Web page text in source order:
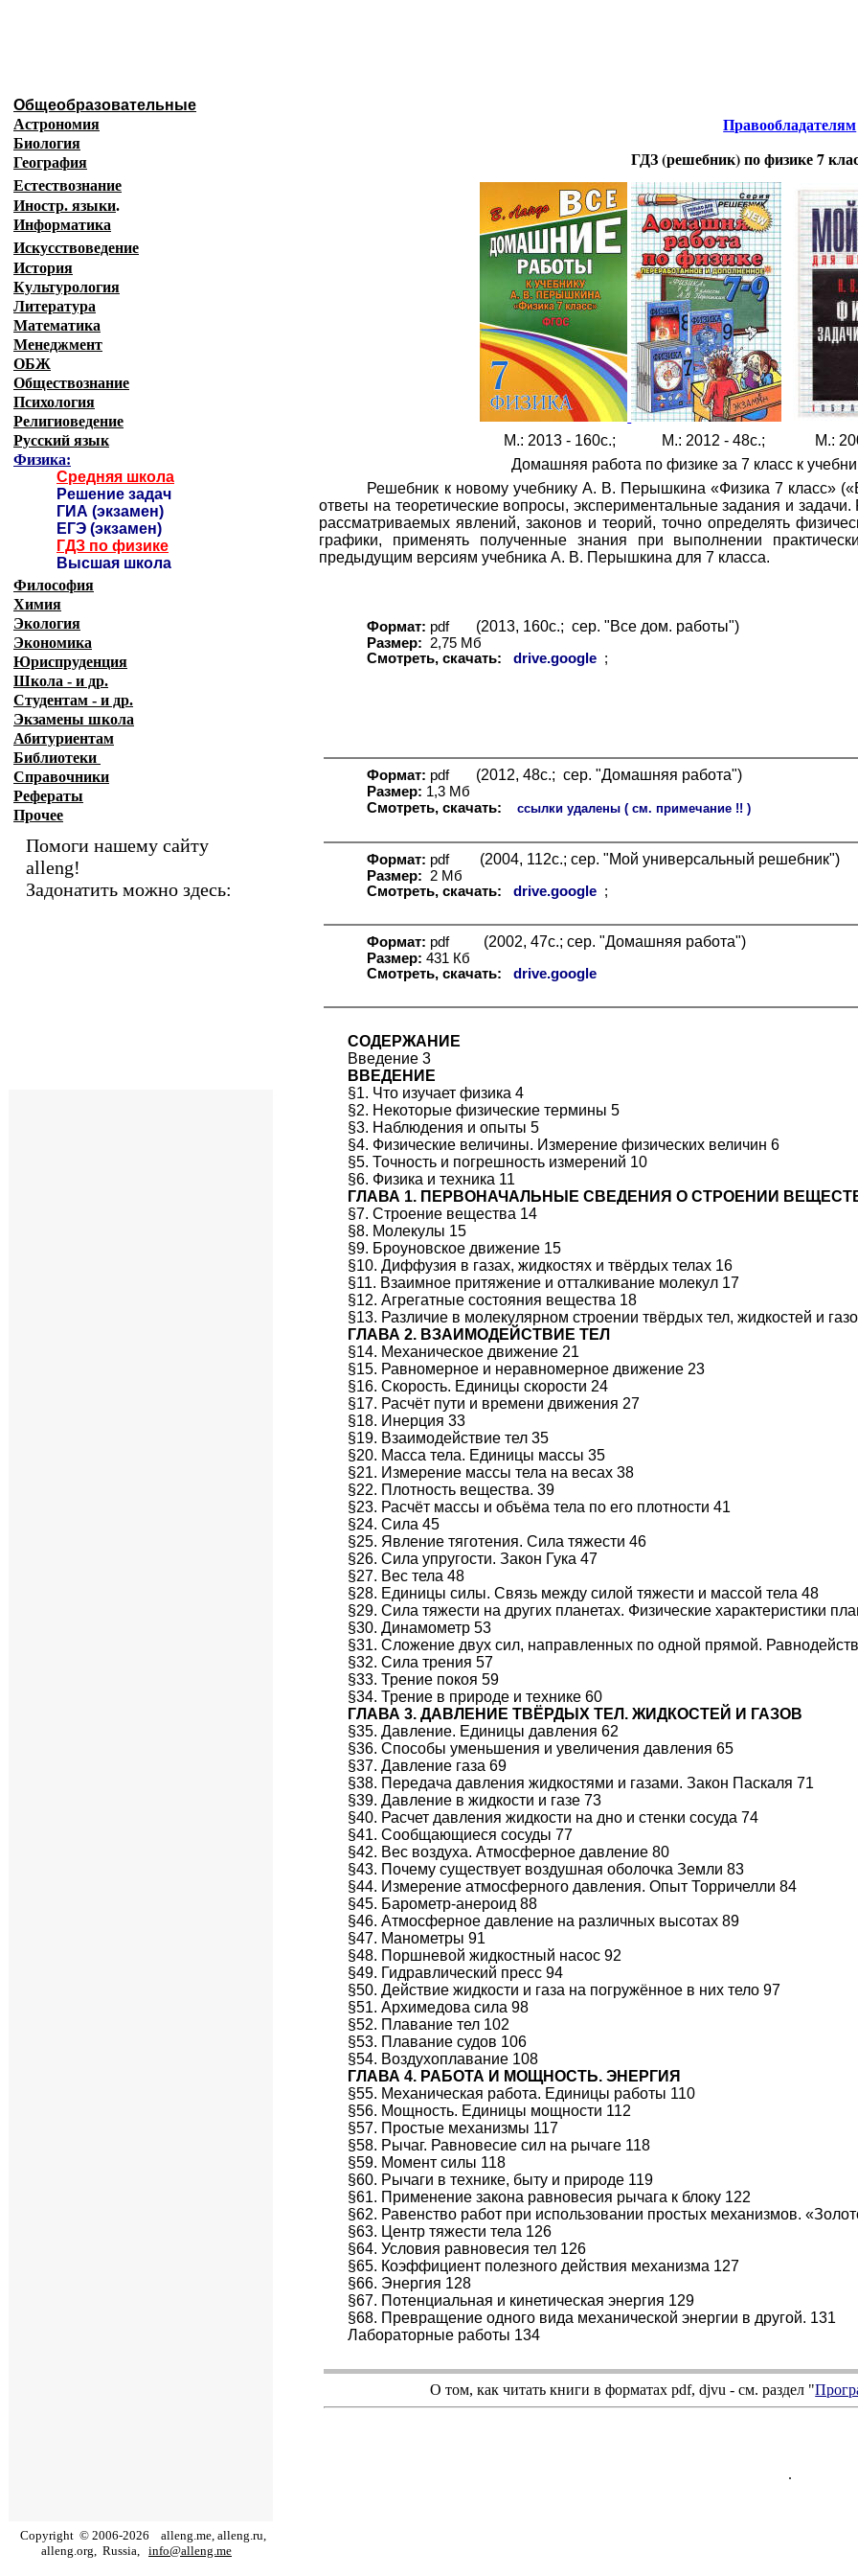
Правообладателям
ГДЗ (решебник) по физике 7
М.: 2013 - 160с.; М.: 2012 - 48с.; М.:
Домашняя работа по физике за 7 класс к
Решебник к новому учебнику А. В. Перышкина «Физика 7 класс»
ответы на теоретические вопросы, экспериментальные задания и
рассматриваемых явлений, законов и теорий, точно определять
графики, применять полученные знания при выполнении
предыдущим версиям учебника А. В. Перышкина для 7 класса.
Формат: pdf (2013, 160с.; сер. "Все дом. работы")
Размер: 2,75 Мб
Смотреть, скачать:
drive.google ;
Формат: pdf (2012, 48с.; сер. "Домашняя работа")
Размер: 1,3 Мб
Смотреть, скачать:
ссылки удалены ( см. примечание !! )
Формат: pdf (2004, 112с.; сер. "Мой универсальный решебник")
Размер:
2 Мб
Смотреть, скачать:
drive.google ;
Формат: pdf (2002, 47с.; сер. "Домашняя работа")
Размер: 431 Кб
Смотреть, скачать:
drive.google
СОДЕРЖАНИЕ
Введение 3
ВВЕДЕНИЕ
§1. Что изучает физика 4
§2. Некоторые физические термины 5
§3. Наблюдения и опыты 5
§4. Физические величины. Измерение физических величин 6
§5. Точность и погрешность измерений 10
§6. Физика и техника 11
ГЛАВА 1. ПЕРВОНАЧАЛЬНЫЕ СВЕДЕНИЯ О СТРОЕНИИ
§7. Строение вещества 14
§8. Молекулы 15
§9. Броуновское движение 15
§10. Диффузия в газах, жидкостях и твёрдых телах 16
§11. Взаимное притяжение и отталкивание молекул 17
§12. Агрегатные состояния вещества 18
§13. Различие в молекулярном строении твёрдых тел, жидкостей и
ГЛАВА 2. ВЗАИМОДЕЙСТВИЕ ТЕЛ
§14. Механическое движение 21
§15. Равномерное и неравномерное движение 23
§16. Скорость. Единицы скорости 24
§17. Расчёт пути и времени движения 27
§18. Инерция 33
§19. Взаимодействие тел 35
§20. Масса тела. Единицы массы 35
§21. Измерение массы тела на весах 38
§22. Плотность вещества. 39
§23. Расчёт массы и объёма тела по его плотности 41
§24. Сила 45
§25. Явление тяготения. Сила тяжести 46
§26. Сила упругости. Закон Гука 47
§27. Вес тела 48
§28. Единицы силы. Связь между силой тяжести и массой тела 48
§29. Сила тяжести на других планетах. Физические характеристики
§30. Динамометр 53
§31. Сложение двух сил, направленных по одной прямой.
§32. Сила трения 57
§33. Трение покоя 59
§34. Трение в природе и технике 60
ГЛАВА 3. ДАВЛЕНИЕ ТВЁРДЫХ ТЕЛ. ЖИДКОСТЕЙ И ГАЗОВ
§35. Давление. Единицы давления 62
§36. Способы уменьшения и увеличения давления 65
§37. Давление газа 69
§38. Передача давления жидкостями и газами. Закон Паскаля 71
§39. Давление в жидкости и газе 73
§40. Расчет давления жидкости на дно и стенки сосуда 74
§41. Сообщающиеся сосуды 77
§42. Вес воздуха. Атмосферное давление 80
§43. Почему существует воздушная оболочка Земли 83
§44. Измерение атмосферного давления. Опыт Торричелли 84
§45. Барометр-анероид 88
§46. Атмосферное давление на различных высотах 89
§47. Манометры 91
§48. Поршневой жидкостный насос 92
§49. Гидравлический пресс 94
§50. Действие жидкости и газа на погружённое в них тело 97
§51. Архимедова сила 98
§52. Плавание тел 102
§53. Плавание судов 106
§54. Воздухоплавание 108
ГЛАВА 4. РАБОТА И МОЩНОСТЬ. ЭНЕРГИЯ
§55. Механическая работа. Единицы работы 110
§56. Мощность. Единицы мощности 112
§57. Простые механизмы 117
§58. Рычаг. Равновесие сил на рычаге 118
§59. Момент силы 118
§60. Рычаги в технике, быту и природе 119
§61. Применение закона равновесия рычага к блоку 122
§62. Равенство работ при использовании простых механизмов.
§63. Центр тяжести тела 126
§64. Условия равновесия тел 126
§65. Коэффициент полезного действия механизма 127
§66. Энергия 128
§67. Потенциальная и кинетическая энергия 129
§68. Превращение одного вида механической энергии в другой. 131
Лабораторные работы 134
О том, как читать книги в форматахpdf,djvu - см. раздел "
.
Общеобразовательные
Астрономия
Биология
География
Естествознание
Иностр. языки.
Информатика
Искусствоведение
История
Культурология
Литература
Математика
Менеджмент
ОБЖ
Обществознание
Психология
Религиоведение
Русский язык
Физика:
Средняя школа
Решение задач
ГИА (экзамен)
ЕГЭ (экзамен)
ГДЗ по физике
Высшая школа
Философия
Химия
Экология
Экономика
Юриспруденция
Школа - и др.
Студентам - и др.
Экзамены школа
Абитуриентам
Библиотеки
Справочники
Рефераты
Прочее
Помоги нашему сайту
alleng!
Задонатить можно здесь:
Copyright © 2006-2026
alleng.me, alleng.ru,
alleng.org, Russia, info@alleng.me